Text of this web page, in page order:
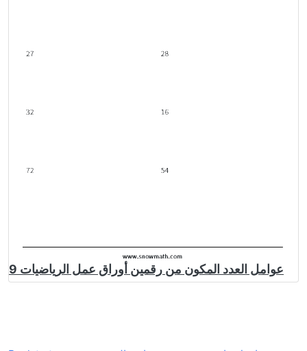
عوامل العدد المكون من رقمين أوراق عمل الرياضيات 9